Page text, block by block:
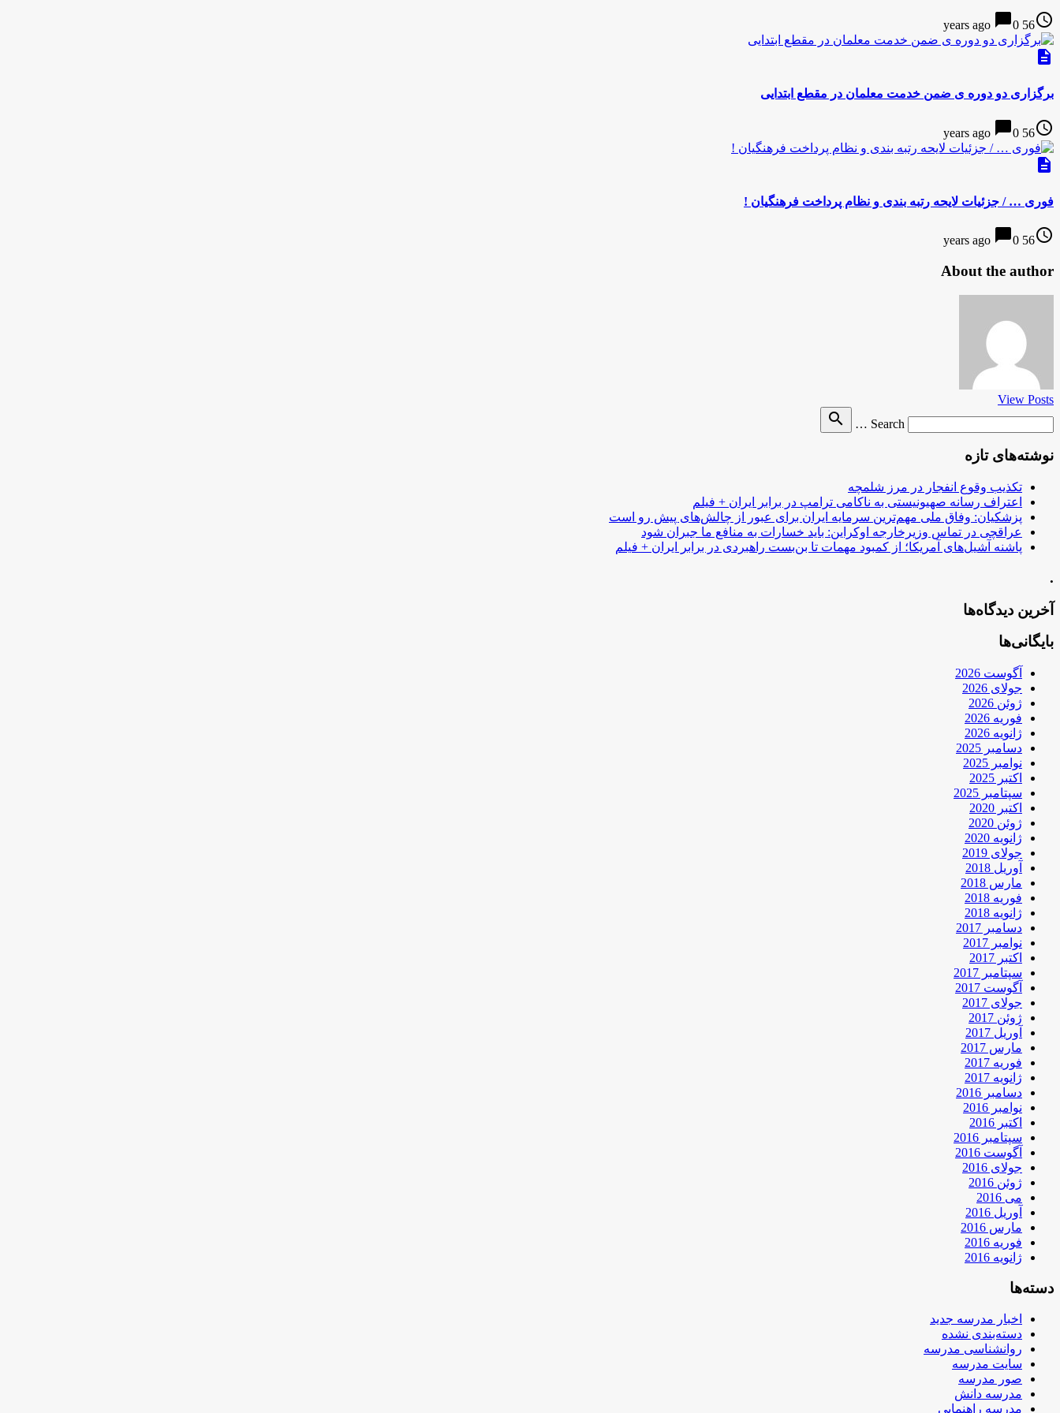
access_time
56 years ago
chat_bubble0
description
برگزاری دو دوره ی ضمن خدمت معلمان در مقطع ابتدایی
access_time
56 years ago
chat_bubble0
description
فوری … / جزئیات لایحه رتبه بندی و نظام پرداخت فرهنگیان !
access_time
56 years ago
chat_bubble0
About the author
View Posts
Search …
search
نوشته‌های تازه
تکذیب وقوع انفجار در مرز شلمچه
اعتراف رسانه صهیونیستی به ناکامی ترامپ در برابر ایران + فیلم
پزشکیان: وفاق ملی مهم‌ترین سرمایه ایران برای عبور از چالش‌های پیش رو است
عراقچی در تماس وزیرخارجه اوکراین: باید خسارات به منافع ما جبران شود
پاشنه آشیل‌های آمریکا؛ از کمبود مهمات تا بن‌بست راهبردی در برابر ایران + فیلم
.
آخرین دیدگاه‌ها
بایگانی‌ها
آگوست 2026
جولای 2026
ژوئن 2026
فوریه 2026
ژانویه 2026
دسامبر 2025
نوامبر 2025
اکتبر 2025
سپتامبر 2025
اکتبر 2020
ژوئن 2020
ژانویه 2020
جولای 2019
آوریل 2018
مارس 2018
فوریه 2018
ژانویه 2018
دسامبر 2017
نوامبر 2017
اکتبر 2017
سپتامبر 2017
آگوست 2017
جولای 2017
ژوئن 2017
آوریل 2017
مارس 2017
فوریه 2017
ژانویه 2017
دسامبر 2016
نوامبر 2016
اکتبر 2016
سپتامبر 2016
آگوست 2016
جولای 2016
ژوئن 2016
می 2016
آوریل 2016
مارس 2016
فوریه 2016
ژانویه 2016
دسته‌ها
اخبار مدرسه جدید
دسته‌بندی نشده
روانشناسی مدرسه
سایت مدرسه
صور مدرسه
مدرسه دانش
مدرسه راهنمایی